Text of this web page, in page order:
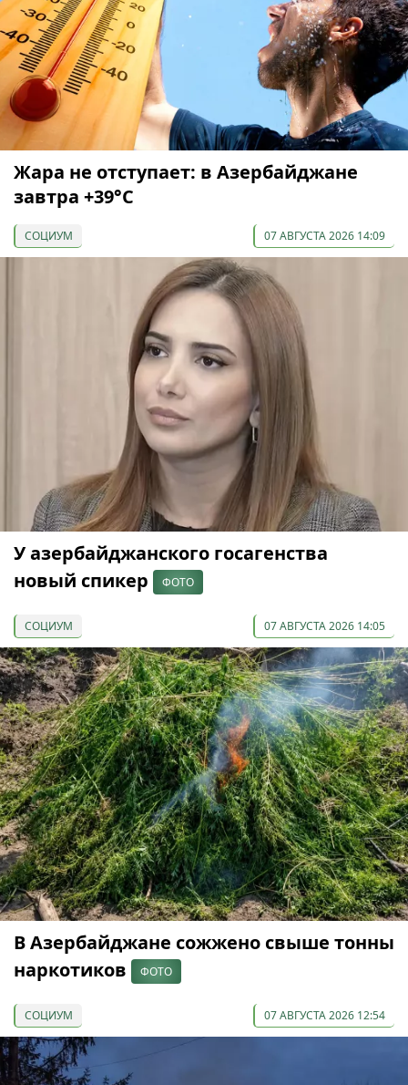
Жара не отступает: в Азербайджане
завтра +39°С
СОЦИУМ 07 АВГУСТА 2026 14:09
У азербайджанского госагенства
новый спикер
ФОТО
СОЦИУМ 07 АВГУСТА 2026 14:05
В Азербайджане сожжено свыше тонны
наркотиков
ФОТО
СОЦИУМ 07 АВГУСТА 2026 12:54